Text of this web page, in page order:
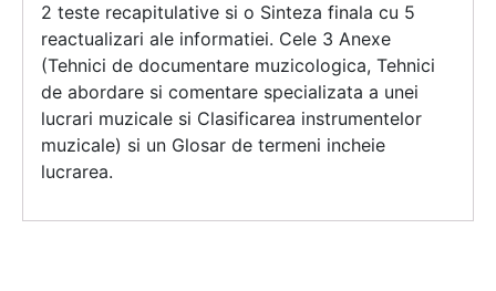
2 teste recapitulative si o Sinteza finala cu 5
reactualizari ale informatiei. Cele 3 Anexe
(Tehnici de documentare muzicologica, Tehnici
de abordare si comentare specializata a unei
lucrari muzicale si Clasificarea instrumentelor
muzicale) si un Glosar de termeni incheie
lucrarea.